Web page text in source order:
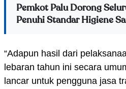
Pemkot Palu Dorong
Penuhi Standar Higiene
“Adapun hasil dari
lebaran tahun ini secara
lancar untuk pengguna jasa